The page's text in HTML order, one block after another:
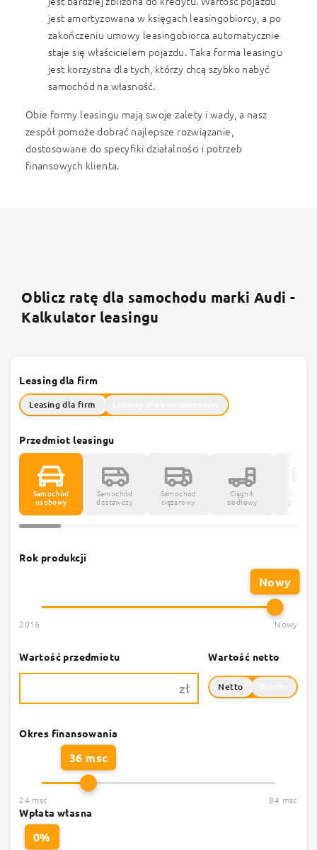
jest amortyzowana w księgach leasingobiorcy, a po
zakończeniu umowy leasingobiorca automatycznie
staje się właścicielem pojazdu. Taka forma leasingu
jest korzystna dla tych, którzy chcą szybko nabyć
samochód na własność.
Obie formy leasingu mają swoje zalety i wady, a nasz
zespół pomoże dobrać najlepsze rozwiązanie,
dostosowane do specyfiki działalności i potrzeb
finansowych klienta.
Oblicz ratę dla samochodu marki Audi -
Kalkulator leasingu
Leasing dla firm
Leasing dla firm
Przedmiot leasingu
Samochód
osobowy
Samochód
dostawczy
Samochód
ciężarowy
Ciągnik
siodłowy
Rok produkcji
Nowy
2016 Nowy
Wartość przedmiotu
zł
Wartość netto
Netto
Okres finansowania
36 msc
24 msc 84 msc
Wpłata własna
0%